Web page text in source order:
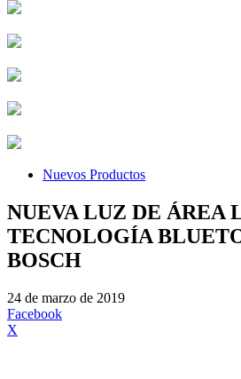
Nuevos Productos
NUEVA LUZ DE ÁREA
TECNOLOGÍA
BOSCH
24 de marzo de 2019
Facebook
X